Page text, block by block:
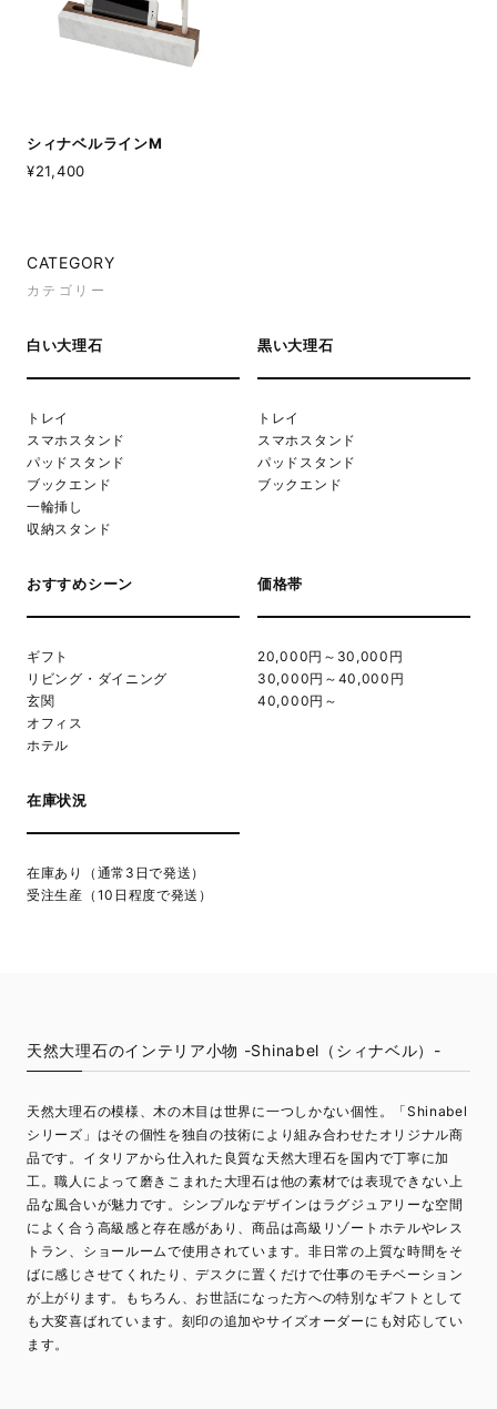
シィナベルラインM
¥21,400
CATEGORY
カテゴリー
白い大理石
トレイ
スマホスタンド
パッドスタンド
ブックエンド
一輪挿し
収納スタンド
黒い大理石
トレイ
スマホスタンド
パッドスタンド
ブックエンド
おすすめシーン
ギフト
リビング・ダイニング
玄関
オフィス
ホテル
価格帯
20,000円～30,000円
30,000円～40,000円
40,000円～
在庫状況
在庫あり（通常3日で発送）
受注生産（10日程度で発送）
天然大理石のインテリア小物 -Shinabel（シィナベル）-
天然大理石の模様、木の木目は世界に一つしかない個性。「Shinabel
シリーズ」はその個性を独自の技術により組み合わせたオリジナル商
品です。イタリアから仕入れた良質な天然大理石を国内で丁寧に加
工。職人によって磨きこまれた大理石は他の素材では表現できない上
品な風合いが魅力です。シンプルなデザインはラグジュアリーな空間
によく合う高級感と存在感があり、商品は高級リゾートホテルやレス
トラン、ショールームで使用されています。非日常の上質な時間をそ
ばに感じさせてくれたり、デスクに置くだけで仕事のモチベーション
が上がります。もちろん、お世話になった方への特別なギフトとして
も大変喜ばれています。刻印の追加やサイズオーダーにも対応してい
ます。